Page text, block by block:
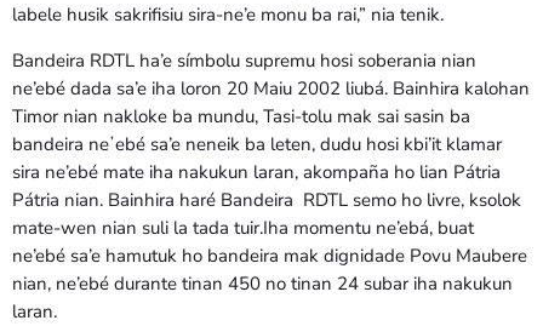
labele husik sakrifisiu sira-ne’e monu ba rai,” nia tenik.
Bandeira RDTL ha’e símbolu supremu hosi soberania nian
ne’ebé dada sa’e iha loron 20 Maiu 2002 liubá. Bainhira kalohan
Timor nian nakloke ba mundu, Tasi-tolu mak sai sasin ba
bandeira neʼebé sa’e neneik ba leten, dudu hosi kbi’it klamar
sira ne’ebé mate iha nakukun laran, akompaña ho lian Pátria
Pátria nian. Bainhira haré Bandeira RDTL semo ho livre, ksolok
mate-wen nian suli la tada tuir.Iha momentu ne’ebá, buat
ne’ebé sa’e hamutuk ho bandeira mak dignidade Povu Maubere
nian, ne’ebé durante tinan 450 no tinan 24 subar iha nakukun
laran.